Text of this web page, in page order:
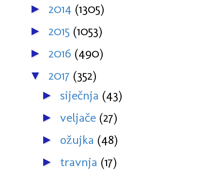
► 2014 (1305)
► 2015 (1053)
► 2016 (490)
▼ 2017 (352)
► siječnja (43)
► veljače (27)
► ožujka (48)
► travnja (17)